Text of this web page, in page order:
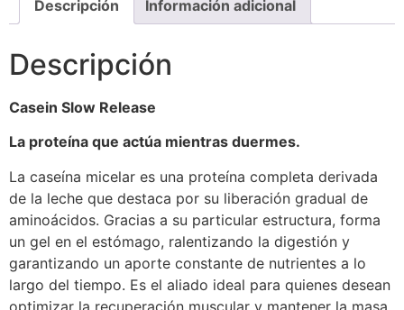
Descripción Información adicional
Descripción
Casein Slow Release
La proteína que actúa mientras duermes.
La caseína micelar es una proteína completa derivada
de la leche que destaca por su liberación gradual de
aminoácidos. Gracias a su particular estructura, forma
un gel en el estómago, ralentizando la digestión y
garantizando un aporte constante de nutrientes a lo
largo del tiempo. Es el aliado ideal para quienes desean
optimizar la recuperación muscular y mantener la masa